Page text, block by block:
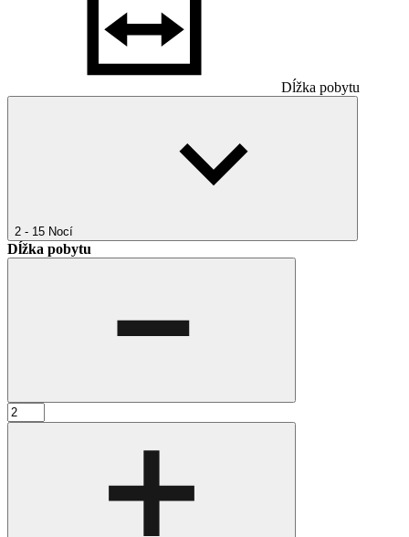
Dĺžka pobytu
2 - 15 Nocí
Dĺžka pobytu